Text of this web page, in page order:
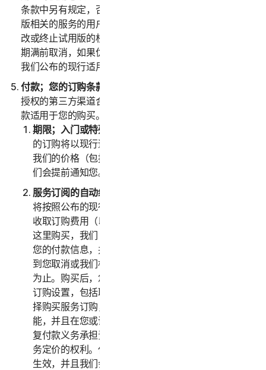
条款中另有规定，否则试用版仅适合之前尚未订购与试用
版相关的服务的用户。我们保留经自行决定于任何时候修
改或终止试用版的权利，恕不另行通知。除非您在试用版
期满前取消，如果优惠中包含订购，则您的订购将自动以
我们公布的现行适用价格续订。
付款；您的订购条款
授权的第三方渠道合作伙伴购买服务订购，则这些付款条
款适用于您的购买。
期限；入门或特殊优惠
的订购将以现行适用价格自动续订，直到您取消为止。
我们的价格（包括任何续订价格）随时会有浮动，但我
们会提前通知您。
服务订阅的自动续订。
将按照公布的现行适用价格（加上任何适用税费）向您
收取订购费用（以下统称“
这里购买，我们（或我们的第三方付款处理商）将存储
您的付款信息，并且在您的续订日期自动向您收费，直
到您取消或我们根据本 LSA 终止您的访问或使用服务
为止。购买后，您可随时前往
订购设置，包括取消自动续订。通过接受本 LSA 并选
择购买服务订购，即表示您确认订购具有重复付款功
能，并且在您或诺顿卫复客取消订购之前，您对所有重
复付款义务承担责任。诺顿卫复客保留随时变更任何服
务定价的权利。任何价格变更将于下一次订购续订日期
生效，并且我们会提前通知您。尽管我们竭尽全力，但